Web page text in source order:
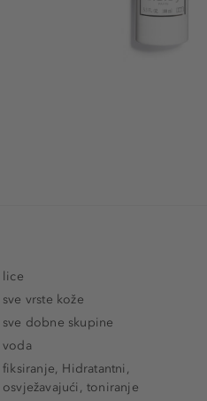
lice
sve vrste kože
sve dobne skupine
voda
fiksiranje, Hidratantni,
osvježavajući, toniranje